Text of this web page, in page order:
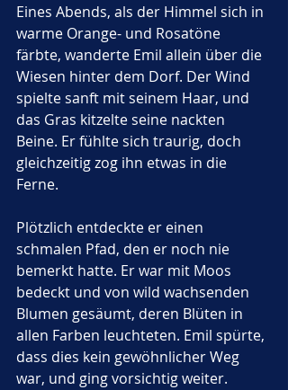
Eines Abends, als der Himmel sich in
warme Orange- und Rosatöne
färbte, wanderte Emil allein über die
Wiesen hinter dem Dorf. Der Wind
spielte sanft mit seinem Haar, und
das Gras kitzelte seine nackten
Beine. Er fühlte sich traurig, doch
gleichzeitig zog ihn etwas in die
Ferne.
Plötzlich entdeckte er einen
schmalen Pfad, den er noch nie
bemerkt hatte. Er war mit Moos
bedeckt und von wild wachsenden
Blumen gesäumt, deren Blüten in
allen Farben leuchteten. Emil spürte,
dass dies kein gewöhnlicher Weg
war, und ging vorsichtig weiter.